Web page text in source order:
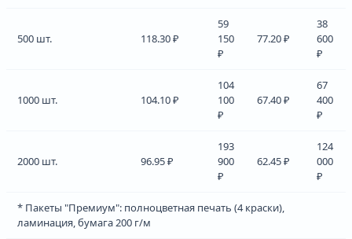
500 шт. 118.30 ₽
59
150
₽
77.20 ₽
38
600
₽
1000 шт. 104.10 ₽
104
100
₽
67.40 ₽
67
400
₽
2000 шт. 96.95 ₽
193
900
₽
62.45 ₽
124
000
₽
* Пакеты "Премиум": полноцветная печать (4 краски),
ламинация, бумага 200 г/м